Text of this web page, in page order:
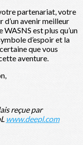
partenariat, votre
avenir meilleur
WASNS est plus qu’un
d’espoir et la
que vous
aventure.
reçue par
www.deepl.com